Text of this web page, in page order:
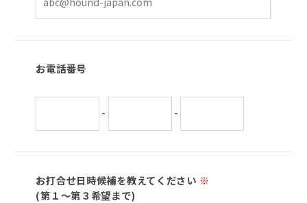
お電話番号
- -
お打合せ日時候補を教えてください ※
(第１～第３希望まで)